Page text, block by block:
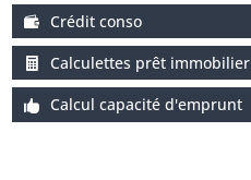
Crédit conso
Calculettes prêt immobilier
Calcul capacité d'emprunt